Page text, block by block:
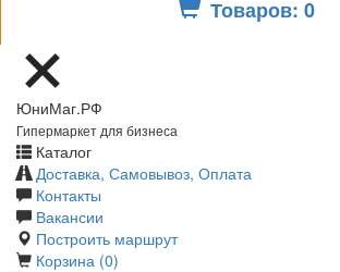
Товаров: 0
ЮниМаг.РФ
Гипермаркет для бизнеса
Каталог
Доставка, Самовывоз, Оплата
Контакты
Вакансии
Построить маршрут
Корзина (0)